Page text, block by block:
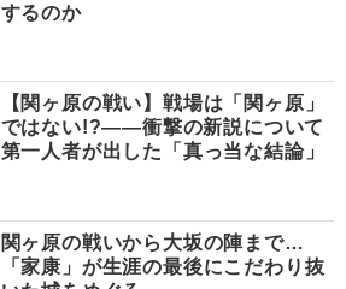
するのか
【関ヶ原の戦い】戦場は「関ヶ原」
ではない!?――衝撃の新説について
第一人者が出した「真っ当な結論」
関ヶ原の戦いから大坂の陣まで…
「家康」が生涯の最後にこだわり抜